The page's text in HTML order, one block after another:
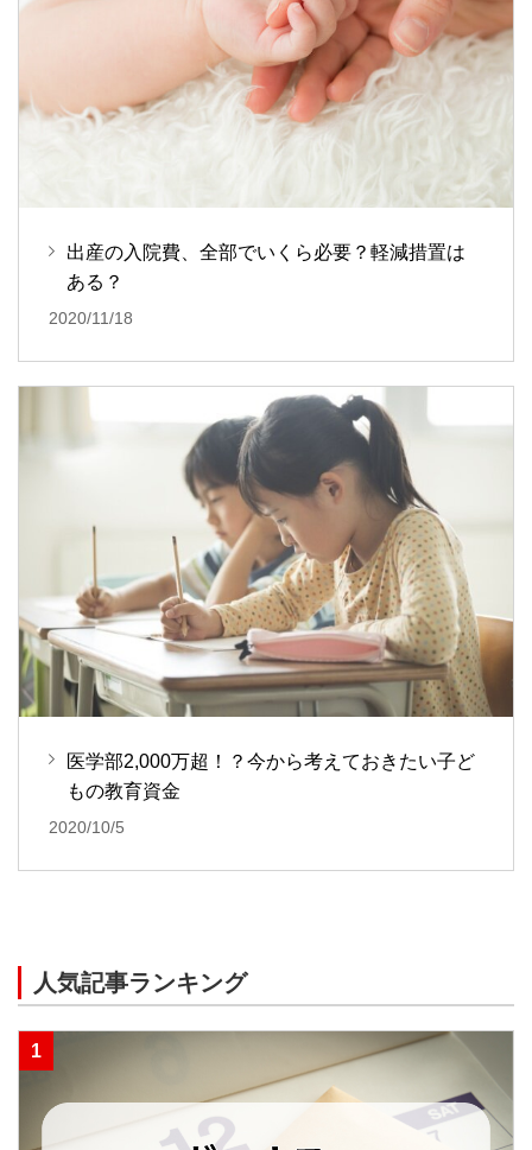
出産の入院費、全部でいくら必要？軽減措置は
ある？
2020/11/18
医学部2,000万超！？今から考えておきたい子ど
もの教育資金
2020/10/5
人気記事ランキング